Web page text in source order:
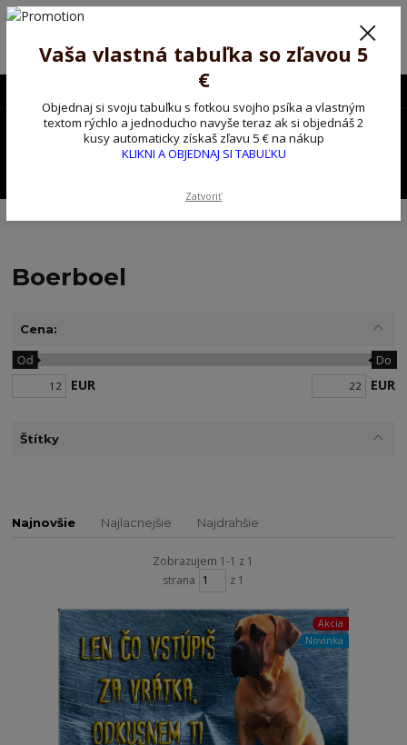
Poprosíme ctených zákazníkov o trpezlivosť, v tomto období máme
Preto sme Vám pripravili malý darček ako ospravedlnenie.
!!! ZĽAVA 5€ na PRVÚ objednávku nad 30€ s kódom pozorpes5 !!!
0,00 EUR
Boerboel
Cena:
EUR
Od Do
EUR
Štítky
Najnovšie Najlacnejšie Najdrahšie
Zobrazujem 1-1 z 1
strana
z 1
Akcia
Novinka
Vaša vlastná tabuľka so zľavou 5
€
Objednaj si svoju tabuľku s fotkou svojho psíka a vlastným
textom rýchlo a jednoducho navyše teraz ak si objednáš 2
kusy automaticky získaš zľavu 5 € na nákup
KLIKNI A OBJEDNAJ SI TABUĽKU
Zatvoriť